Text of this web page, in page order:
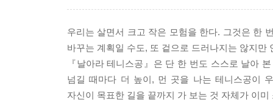
동안 본 하늘의 넓이와 우주의 깊이는 테니스공
것을. 이 책을 그린 저자 역시 삶의 방향을 다
날아올라 본 순간을 담고 있다. 그래서 이 책을
작게라도 날아오르는 일을 시작하는 순간이 된다.
우리는 살면서 크고 작은 모험을 한다. 그것은 한
바꾸는 계획일 수도, 또 겉으로 드러나지는 않지
『날아라 테니스공』은 단 한 번도 스스로 날아
넘길 때마다 더 높이, 먼 곳을 나는 테니스공이
자신이 목표한 길을 끝까지 가 보는 것 자체가 이